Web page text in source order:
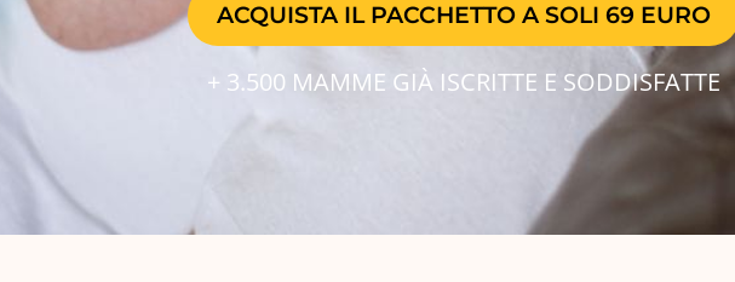
ACQUISTA IL PACCHETTO A SOLI 69 EURO
+ 3.500 MAMME GIÀ ISCRITTE E SODDISFATTE